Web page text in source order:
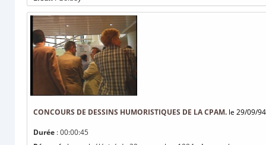
CONCOURS DE DESSINS HUMORISTIQUES DE LA CPAM. le 29/09/94
Durée : 00:00:45